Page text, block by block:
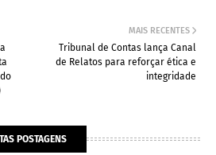
MAIS RECENTES
Tribunal de Contas lança Canal
de Relatos para reforçar ética e
integridade
POSTAGENS